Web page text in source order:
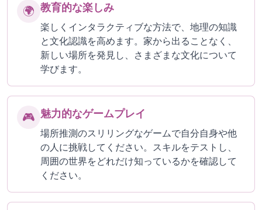
🌍 教育的な楽しみ
楽しくインタラクティブな方法で、地理の知識
と文化認識を高めます。家から出ることなく、
新しい場所を発見し、さまざまな文化について
学びます。
🎮 魅力的なゲームプレイ
場所推測のスリリングなゲームで自分自身や他
の人に挑戦してください。スキルをテストし、
周囲の世界をどれだけ知っているかを確認して
ください。